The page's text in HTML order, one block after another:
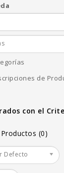
de
con el
(0)
Defecto